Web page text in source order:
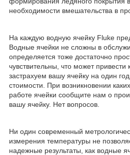
необходимости вмешательства в
На каждую водную ячейку Fluke
Водные ячейки не сложны в
определяется тоже достаточно
чувствительны, что может
застрахуем вашу ячейку на один
стоимости. При возникновении
работе ячейки сообщите нам о
вашу ячейку. Нет вопросов.
Ни один современный
измерения температуры не
надежные результаты, как водные